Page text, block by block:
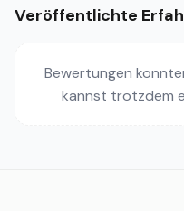
Veröffentlichte
Bewertungen
kannst trotzdem